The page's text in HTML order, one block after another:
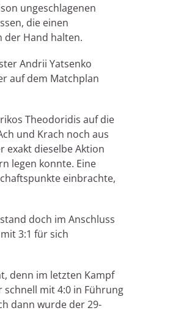
ungeschlagenen
die einen
der Hand halten.
Andrii Yatsenko
auf dem Matchplan
Theodoridis auf die
und Krach noch aus
exakt dieselbe Aktion
legen konnte. Eine
einbrachte,
doch im Anschluss
3:1 für sich
denn im letzten Kampf
schnell mit 4:0 in Führung
dann wurde der 29-